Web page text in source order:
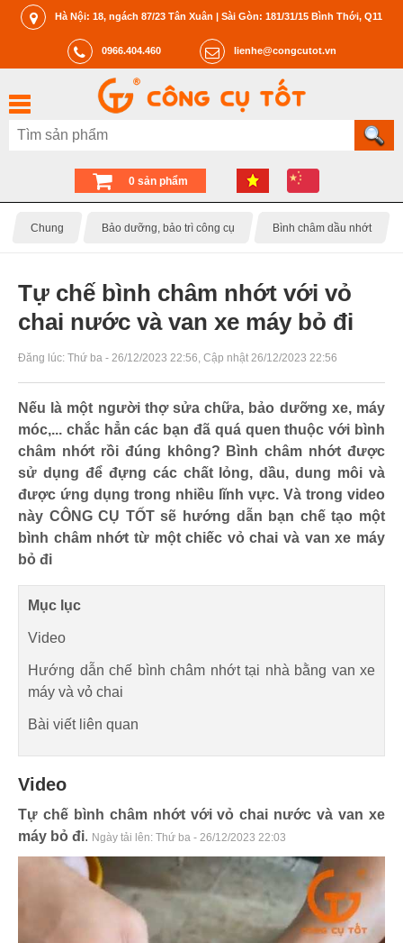
Hà Nội: 18, ngách 87/23 Tân Xuân | Sài Gòn: 181/31/15 Bình Thới, Q11
0966.404.460 lienhe@congcutot.vn
0 sản phẩm
Chung Bảo dưỡng, bảo trì công cụ Bình châm dầu nhớt
Tự chế bình châm nhớt với vỏ
chai nước và van xe máy bỏ đi
Đăng lúc: Thứ ba - 26/12/2023 22:56, Cập nhật 26/12/2023 22:56
Nếu là một người thợ sửa chữa, bảo dưỡng xe, máy
móc,... chắc hẳn các bạn đã quá quen thuộc với bình
châm nhớt rồi đúng không? Bình châm nhớt được
sử dụng để đựng các chất lỏng, dầu, dung môi và
được ứng dụng trong nhiều lĩnh vực. Và trong video
này CÔNG CỤ TỐT sẽ hướng dẫn bạn chế tạo một
bình châm nhớt từ một chiếc vỏ chai và van xe máy
bỏ đi
Mục lục
Video
Hướng dẫn chế bình châm nhớt tại nhà bằng van xe
máy và vỏ chai
Bài viết liên quan
Video
Tự chế bình châm nhớt với vỏ chai nước và van xe
máy bỏ đi. Ngày tải lên: Thứ ba - 26/12/2023 22:03